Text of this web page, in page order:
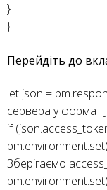
}
}
Перейдіть до
let json =
сервера у формат
if
Зберігаємо